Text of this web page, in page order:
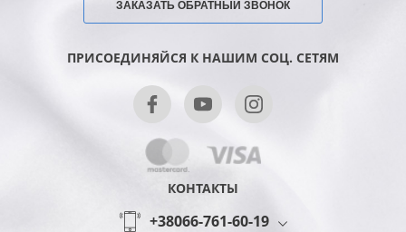
ЗАКАЗАТЬ ОБРАТНЫЙ ЗВОНОК
ПРИСОЕДИНЯЙСЯ К НАШИМ СОЦ. СЕТЯМ
КОНТАКТЫ
+38066-761-60-19